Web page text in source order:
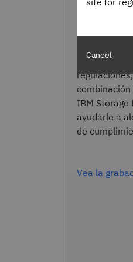
operativos y
combinación
IBM Storage
ayudarle a
de
Vea la
Cancel